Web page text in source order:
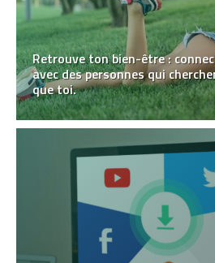
Retrouve ton bien-être :
avec des personnes qui
que toi.